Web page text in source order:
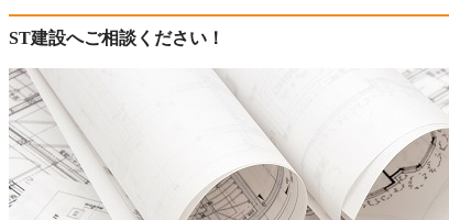
ST建設へご相談ください！